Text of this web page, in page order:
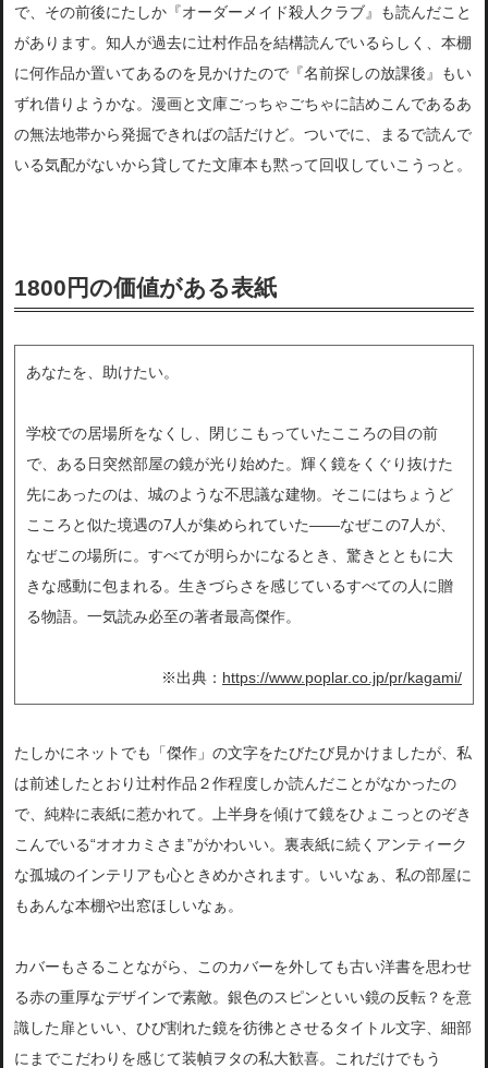
で、その前後にたしか『オーダーメイド殺人クラブ』も読んだこと
があります。知人が過去に辻村作品を結構読んでいるらしく、本棚
に何作品か置いてあるのを見かけたので『名前探しの放課後』もい
ずれ借りようかな。漫画と文庫ごっちゃごちゃに詰めこんであるあ
の無法地帯から発掘できればの話だけど。ついでに、まるで読んで
いる気配がないから貸してた文庫本も黙って回収していこうっと。
1800円の価値がある表紙
あなたを、助けたい。
学校での居場所をなくし、閉じこもっていたこころの目の前
で、ある日突然部屋の鏡が光り始めた。輝く鏡をくぐり抜けた
先にあったのは、城のような不思議な建物。そこにはちょうど
こころと似た境遇の7人が集められていた――なぜこの7人が、
なぜこの場所に。すべてが明らかになるとき、驚きとともに大
きな感動に包まれる。生きづらさを感じているすべての人に贈
る物語。一気読み必至の著者最高傑作。
※出典： https://www.poplar.co.jp/pr/kagami/
たしかにネットでも「傑作」の文字をたびたび見かけましたが、私
は前述したとおり辻村作品２作程度しか読んだことがなかったの
で、純粋に表紙に惹かれて。上半身を傾けて鏡をひょこっとのぞき
こんでいる“オオカミさま”がかわいい。裏表紙に続くアンティーク
な孤城のインテリアも心ときめかされます。いいなぁ、私の部屋に
もあんな本棚や出窓ほしいなぁ。
カバーもさることながら、このカバーを外しても古い洋書を思わせ
る赤の重厚なデザインで素敵。銀色のスピンといい鏡の反転？を意
識した扉といい、ひび割れた鏡を彷彿とさせるタイトル文字、細部
にまでこだわりを感じて装幀ヲタの私大歓喜。これだけでもう